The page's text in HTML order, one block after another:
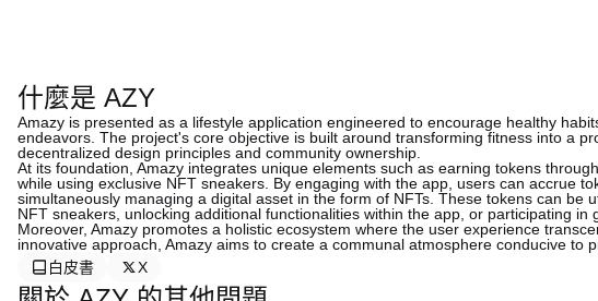
什麼是 AZY
Amazy is presented as a lifestyle application engineered to encourage healthy
endeavors. The project's core objective is built around transforming fitness into a
decentralized design principles and community ownership.
At its foundation, Amazy integrates unique elements such as earning tokens
while using exclusive NFT sneakers. By engaging with the app, users can accrue
simultaneously managing a digital asset in the form of NFTs. These tokens can be
NFT sneakers, unlocking additional functionalities within the app, or participating in
Moreover, Amazy promotes a holistic ecosystem where the user experience
innovative approach, Amazy aims to create a communal atmosphere conducive to
白皮書
X